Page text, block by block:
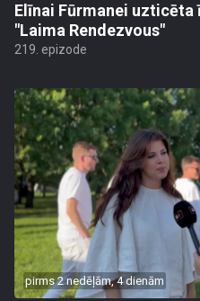
Elīnai Fūrmanei
"Laima Rendezvous"
219. epizode
pirms 2 nedēļām, 4 dienām